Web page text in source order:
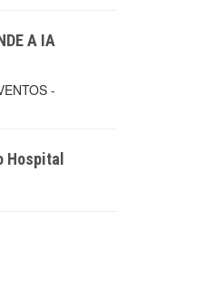
A IA
-
Hospital